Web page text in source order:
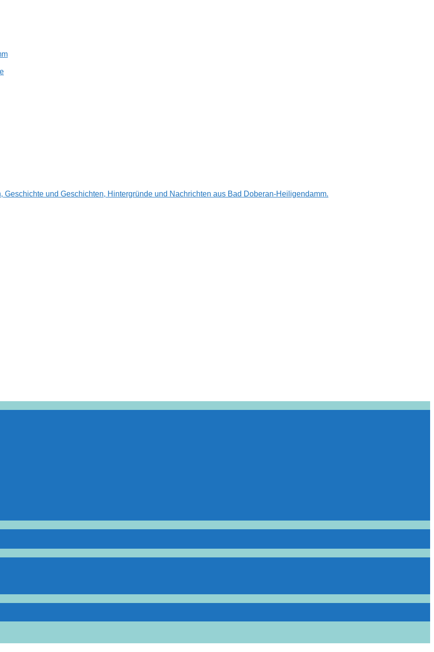
Geschichte und Geschichten, Hintergründe und Nachrichten aus Bad Doberan-Heiligendamm.